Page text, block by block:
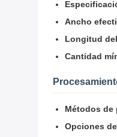
Ancho
Longitud
Cantidad
Métodos de
Opciones